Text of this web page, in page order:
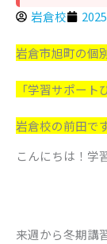
岩倉校
岩倉市旭町の個
「学習サポート
岩倉校の前田です
こんにちは！学
来週から冬期講